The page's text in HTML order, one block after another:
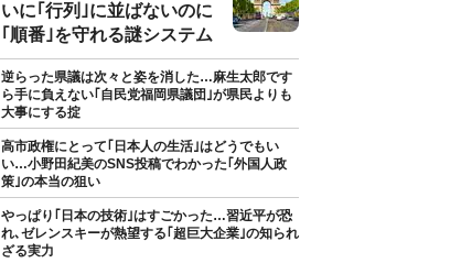
いに｢行列｣に並ばないのに
｢順番｣を守れる謎システム
逆らった県議は次々と姿を消した…麻生太郎です
ら手に負えない｢自民党福岡県議団｣が県民よりも
大事にする掟
高市政権にとって｢日本人の生活｣はどうでもい
い…小野田紀美のSNS投稿でわかった｢外国人政
策｣の本当の狙い
やっぱり｢日本の技術｣はすごかった…習近平が恐
れ､ゼレンスキーが熱望する｢超巨大企業｣の知られ
ざる実力